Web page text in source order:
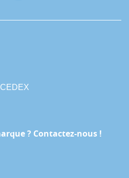
? Contactez-nous !